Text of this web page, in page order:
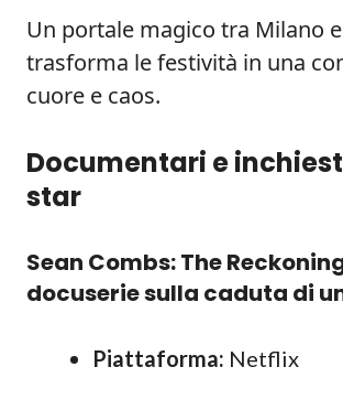
Un portale magico tra Milano
trasforma le festività in una
cuore e caos.
Documentari e
star
Sean Combs: The
docuserie sulla caduta di
Piattaforma: Netflix